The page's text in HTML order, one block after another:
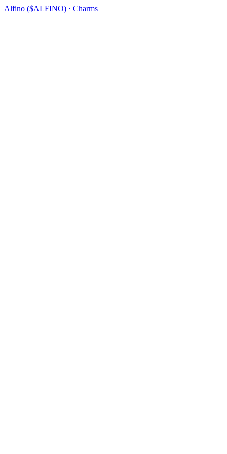
Alfino ($ALFINO) · Charms